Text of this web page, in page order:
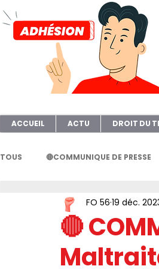
ACCUEIL ACTU DROIT DU
TOUS 🔴COMMUNIQUE DE PRESSE
FORMATION AFOC56
ELECTION TPE
🔴
FO 56 19 déc.